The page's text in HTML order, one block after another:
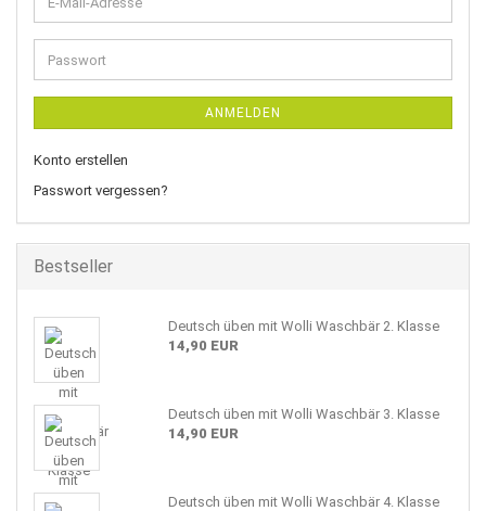
Mail-
Adresse
Passwort
ANMELDEN
Konto erstellen
Passwort vergessen?
Bestseller
Deutsch üben mit Wolli Waschbär 2. Klasse
14,90 EUR
Deutsch üben mit Wolli Waschbär 3. Klasse
14,90 EUR
Deutsch üben mit Wolli Waschbär 4. Klasse